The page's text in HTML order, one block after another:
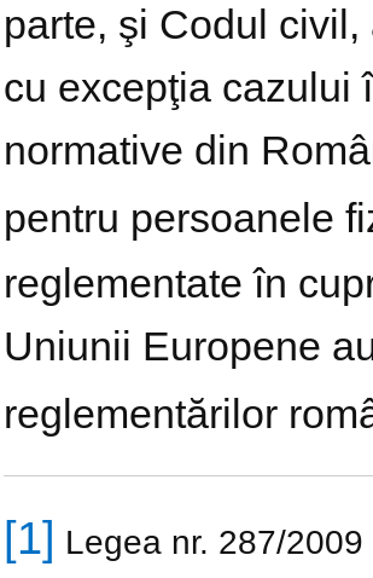
parte, şi Codul
cu excepţia cazului
normative din
pentru persoanele
reglementate în
Uniunii Europene
reglementărilor
[1] Legea nr. 287/